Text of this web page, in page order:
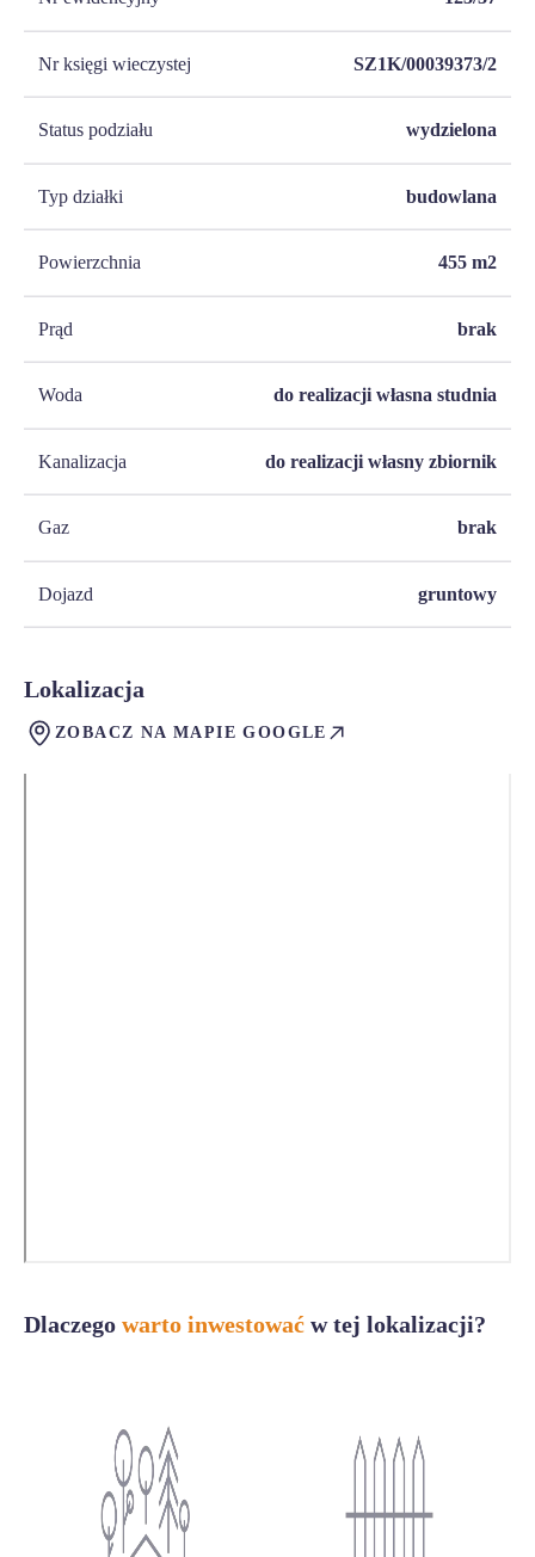
Nr księgi wieczystej SZ1K/00039373/2
Status podziału wydzielona
Typ działki budowlana
Powierzchnia 455 m2
Prąd brak
Woda do realizacji własna studnia
Kanalizacja do realizacji własny zbiornik
Gaz brak
Dojazd gruntowy
Lokalizacja
ZOBACZ NA MAPIE GOOGLE
Dlaczego warto inwestować w tej lokalizacji?